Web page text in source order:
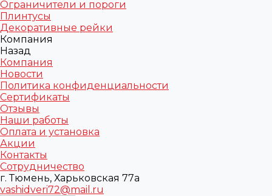
Ограничители и пороги
Плинтусы
Декоративные рейки
Компания
Назад
Компания
Новости
Политика конфиденциальности
Сертификаты
Отзывы
Наши работы
Оплата и установка
Акции
Контакты
Сотрудничество
г. Тюмень, Харьковская 77а
vashidveri72@mail.ru